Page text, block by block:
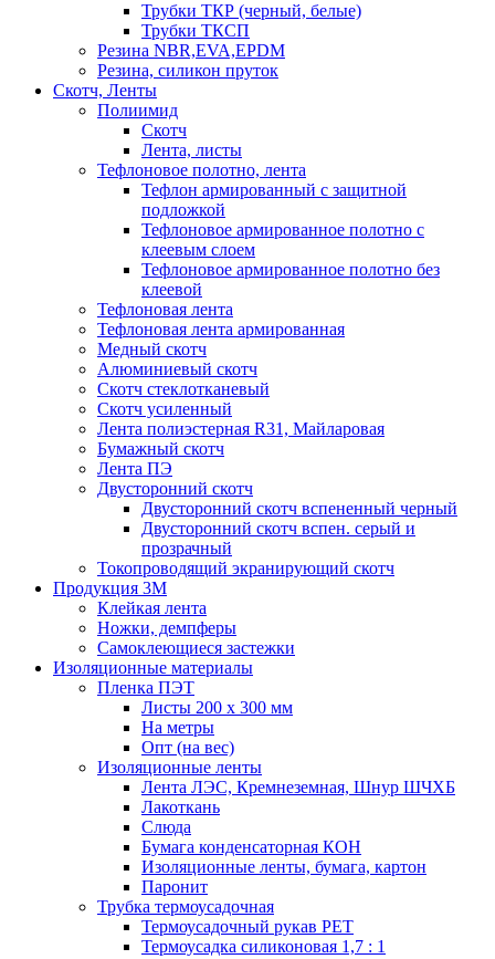
Трубки ТКР (черный, белые)
Трубки ТКСП
Резина NBR,EVA,EPDM
Резина, силикон пруток
Скотч, Ленты
Полиимид
Скотч
Лента, листы
Тефлоновое полотно, лента
Тефлон армированный с защитной
подложкой
Тефлоновое армированное полотно с
клеевым слоем
Тефлоновое армированное полотно без
клеевой
Тефлоновая лента
Тефлоновая лента армированная
Медный скотч
Алюминиевый скотч
Скотч стеклотканевый
Скотч усиленный
Лента полиэстерная R31, Майларовая
Бумажный скотч
Лента ПЭ
Двусторонний скотч
Двусторонний скотч вспененный черный
Двусторонний скотч вспен. серый и
прозрачный
Токопроводящий экранирующий скотч
Продукция 3M
Клейкая лента
Ножки, демпферы
Самоклеющиеся застежки
Изоляционные материалы
Пленка ПЭТ
Листы 200 х 300 мм
На метры
Опт (на вес)
Изоляционные ленты
Лента ЛЭС, Кремнеземная, Шнур ШЧХБ
Лакоткань
Слюда
Бумага конденсаторная КОН
Изоляционные ленты, бумага, картон
Паронит
Трубка термоусадочная
Термоусадочный рукав PET
Термоусадка силиконовая 1,7 : 1